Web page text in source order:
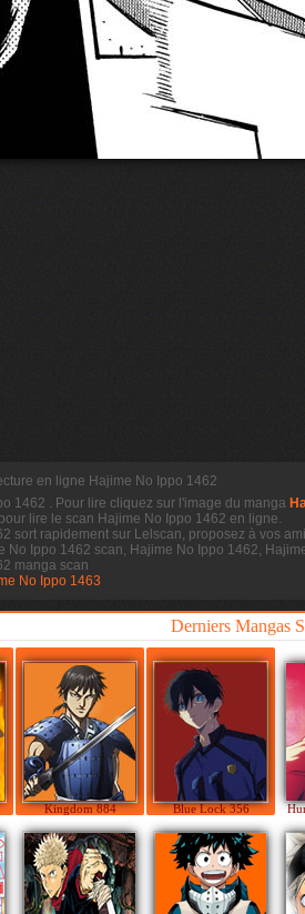
en ligne Hajime No Ippo 1462
1462 . Pour lire cliquez sur l'image du manga
lire le scan Hajime No Ippo 1462 en ligne.
sort rapidement sur Lelscan, proposez à vos
No Ippo 1462 scan, Hajime No Ippo 1462,
manga scan
No Ippo 1463
Derniers Mangas
Kingdom 884 Blue Lock 356